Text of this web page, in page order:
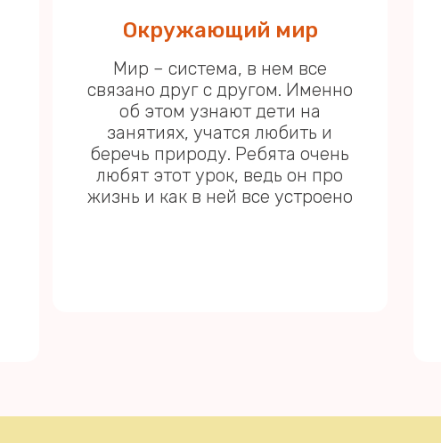
Окружающий мир
Мир – система, в нем все
связано друг с другом. Именно
об этом узнают дети на
занятиях, учатся любить и
беречь природу. Ребята очень
любят этот урок, ведь он про
жизнь и как в ней все устроено